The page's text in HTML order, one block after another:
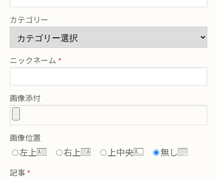
カテゴリー
ニックネーム
画像添付
画像位置
左上 右上 上中央 無し
記事